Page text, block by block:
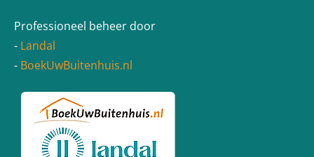
Professioneel beheer door
- Landal
- BoekUwBuitenhuis.nl